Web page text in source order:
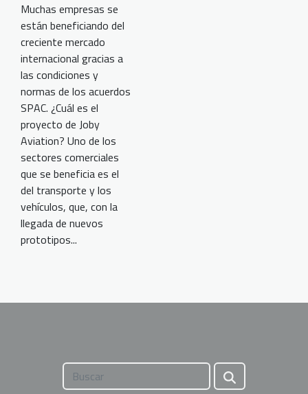
Muchas empresas se
están beneficiando del
creciente mercado
internacional gracias a
las condiciones y
normas de los acuerdos
SPAC. ¿Cuál es el
proyecto de Joby
Aviation? Uno de los
sectores comerciales
que se beneficia es el
del transporte y los
vehículos, que, con la
llegada de nuevos
prototipos...